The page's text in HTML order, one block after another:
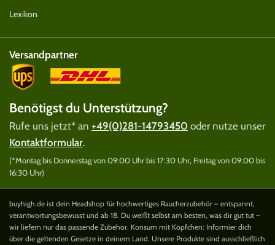
Lexikon
Versandpartner
Benötigst du Unterstützung?
Rufe uns jetzt* an +49(0)281-14793450 oder nutze unser
Kontaktformular.
(*Montag bis Donnerstag von 09:00 Uhr bis 17:30 Uhr, Freitag von 09:00 bis
16:30 Uhr)
buyhigh.de ist dein Headshop für hochwertiges Raucherzubehör – entspannt,
verantwortungsbewusst und ab 18. Du weißt selbst am besten, was dir gut tut –
wir liefern nur das passende Zubehör. Konsum mit Köpfchen: Informier dich
über die geltenden Gesetze in deinem Land. Unsere Produkte sind ausschließlich